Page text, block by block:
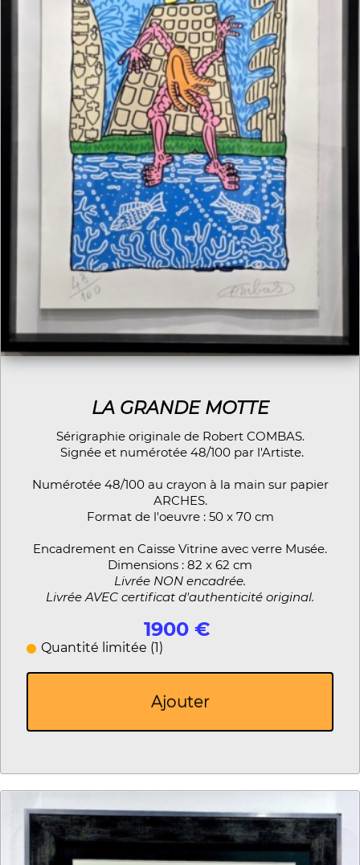
LA GRANDE MOTTE
Sérigraphie originale de Robert COMBAS.
Signée et numérotée 48/100 par l'Artiste.
Numérotée 48/100 au crayon à la main sur papier
ARCHES.
Format de l'oeuvre : 50 x 70 cm
Encadrement en Caisse Vitrine avec verre Musée.
Dimensions : 82 x 62 cm
Livrée NON encadrée.
Livrée AVEC certificat d'authenticité original.
1900 €
Quantité limitée (1)
Ajouter